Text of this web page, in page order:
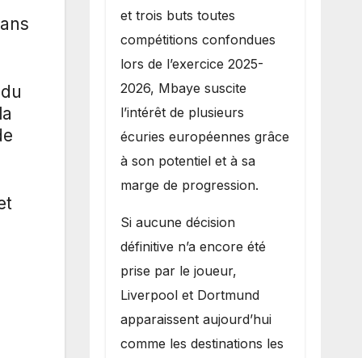
et trois buts toutes
compétitions confondues
lors de l’exercice 2025-
2026, Mbaye suscite
l’intérêt de plusieurs
écuries européennes grâce
à son potentiel et à sa
marge de progression.
Si aucune décision
définitive n’a encore été
prise par le joueur,
Liverpool et Dortmund
apparaissent aujourd’hui
comme les destinations les